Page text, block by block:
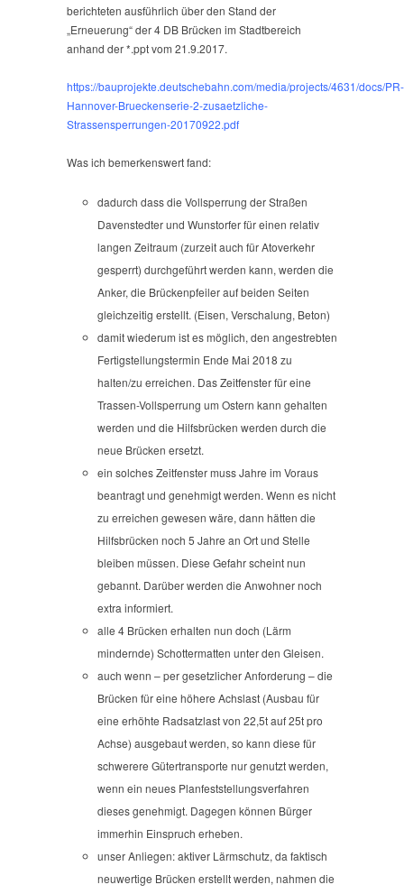
berichteten ausführlich über den Stand der
„Erneuerung“ der 4 DB Brücken im Stadtbereich
anhand der *.ppt vom 21.9.2017.
https://bauprojekte.deutschebahn.com/media/projects/4631/docs/PR-
Hannover-Brueckenserie-2-zusaetzliche-
Strassensperrungen-20170922.pdf
Was ich bemerkenswert fand:
dadurch dass die Vollsperrung der Straßen
Davenstedter und Wunstorfer für einen relativ
langen Zeitraum (zurzeit auch für Atoverkehr
gesperrt) durchgeführt werden kann, werden die
Anker, die Brückenpfeiler auf beiden Seiten
gleichzeitig erstellt. (Eisen, Verschalung, Beton)
damit wiederum ist es möglich, den angestrebten
Fertigstellungstermin Ende Mai 2018 zu
halten/zu erreichen. Das Zeitfenster für eine
Trassen-Vollsperrung um Ostern kann gehalten
werden und die Hilfsbrücken werden durch die
neue Brücken ersetzt.
ein solches Zeitfenster muss Jahre im Voraus
beantragt und genehmigt werden. Wenn es nicht
zu erreichen gewesen wäre, dann hätten die
Hilfsbrücken noch 5 Jahre an Ort und Stelle
bleiben müssen. Diese Gefahr scheint nun
gebannt. Darüber werden die Anwohner noch
extra informiert.
alle 4 Brücken erhalten nun doch (Lärm
mindernde) Schottermatten unter den Gleisen.
auch wenn – per gesetzlicher Anforderung – die
Brücken für eine höhere Achslast (Ausbau für
eine erhöhte Radsatzlast von 22,5t auf 25t pro
Achse) ausgebaut werden, so kann diese für
schwerere Gütertransporte nur genutzt werden,
wenn ein neues Planfeststellungsverfahren
dieses genehmigt. Dagegen können Bürger
immerhin Einspruch erheben.
unser Anliegen: aktiver Lärmschutz, da faktisch
neuwertige Brücken erstellt werden, nahmen die